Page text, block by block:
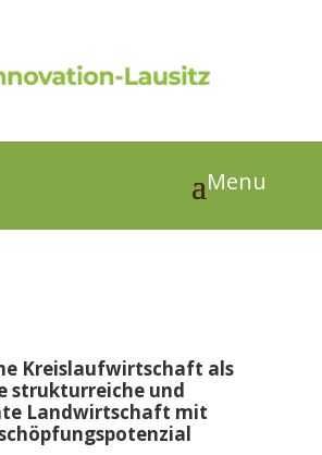
Kreislaufwirtschaft als
strukturreiche und
Landwirtschaft mit